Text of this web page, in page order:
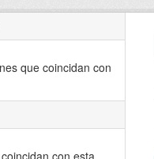
que coincidan con
con esta